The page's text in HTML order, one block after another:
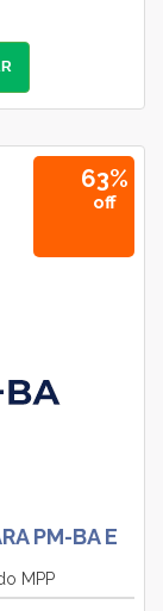
63%
off
PM-BA E
MPP